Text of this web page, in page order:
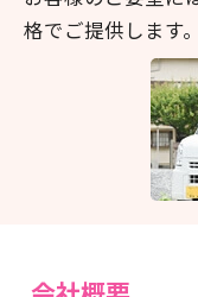
格でご提供します。